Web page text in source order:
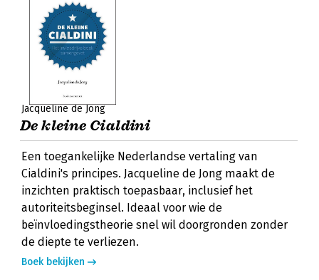
Jacqueline de Jong
De kleine Cialdini
Een toegankelijke Nederlandse vertaling van
Cialdini's principes. Jacqueline de Jong maakt de
inzichten praktisch toepasbaar, inclusief het
autoriteitsbeginsel. Ideaal voor wie de
beïnvloedingstheorie snel wil doorgronden zonder
de diepte te verliezen.
Boek bekijken